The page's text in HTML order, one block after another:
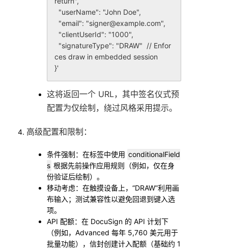
ces draw in embedded session
这将返回一个 URL，其中签名仪式预
配置为仅绘制，绕过风格采用提示。
高级配置和限制 ：
条件强制 ：在标签中使用 conditionalField
s 根据先前操作应用规则（例如，仅在身
份验证后绘制）。
移动考虑：在触摸设备上，“DRAW”利用画
布输入；测试兼容性以避免回退到键入选
项。
API 配额：在 DocuSign 的 API 计划下
（例如，Advanced 每年 5,760 美元用于
批量功能），信封创建计入配额（基础约 1